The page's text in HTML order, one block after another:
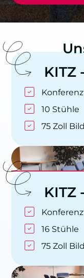
KITZ -
10 Stühle
75 Zoll
KITZ -
16 Stühle
75 Zoll